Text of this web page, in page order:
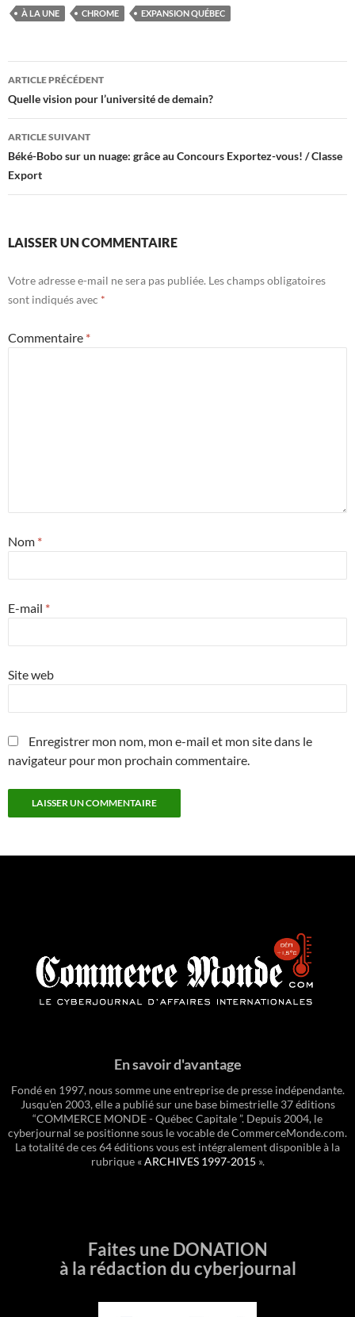
À LA UNE CHROME EXPANSION QUÉBEC
Navigation
des
articles
ARTICLE PRÉCÉDENT
Quelle vision pour l’université de demain?
ARTICLE SUIVANT
Béké-Bobo sur un nuage: grâce au Concours Exportez-vous! / Classe
Export
LAISSER UN COMMENTAIRE
Votre adresse e-mail ne sera pas publiée. Les champs obligatoires
sont indiqués avec *
Commentaire *
Nom *
E-mail *
Site web
Enregistrer mon nom, mon e-mail et mon site dans le
navigateur pour mon prochain commentaire.
En savoir d'avantage
Fondé en 1997, nous somme une entreprise de presse indépendante.
Jusqu'en 2003, elle a publié sur une base bimestrielle 37 éditions
“COMMERCE MONDE - Québec Capitale ”. Depuis 2004, le
cyberjournal se positionne sous le vocable de CommerceMonde.com.
La totalité de ces 64 éditions vous est intégralement disponible à la
rubrique «ARCHIVES 1997-2015 ».
Faites une DONATION
à la rédaction du cyberjournal